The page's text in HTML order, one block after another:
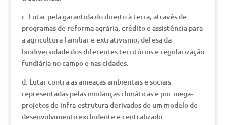
c. Lutar pela garantida do direito à terra, através de
programas de reforma agrária, crédito e assistência para
a agricultura familiar e extrativismo, defesa da
biodiversidade dos diferentes territórios e regularização
fundiária no campo e nas cidades.
d. Lutar contra as ameaças ambientais e sociais
representadas pelas mudanças climáticas e por mega-
projetos de infra-estrutura derivados de um modelo de
desenvolvimento excludente e centralizado.